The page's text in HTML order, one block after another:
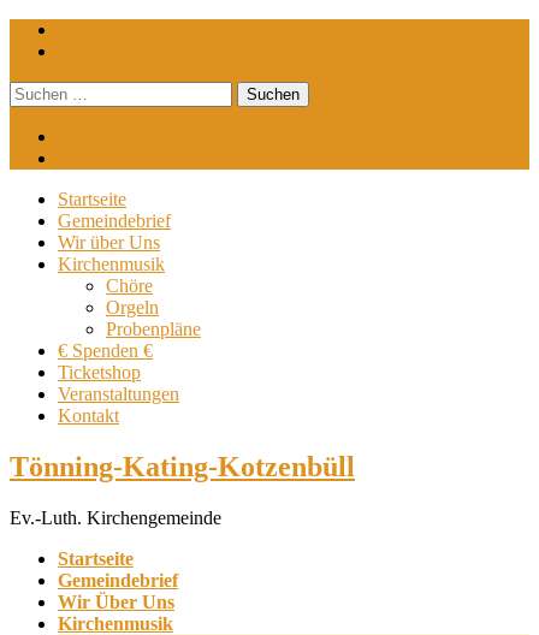
Suchen
nach:
Startseite
Gemeindebrief
Wir über Uns
Kirchenmusik
Chöre
Orgeln
Probenpläne
€ Spenden €
Ticketshop
Veranstaltungen
Kontakt
Tönning-Kating-Kotzenbüll
Ev.-Luth. Kirchengemeinde
Startseite
Gemeindebrief
Wir Über Uns
Kirchenmusik